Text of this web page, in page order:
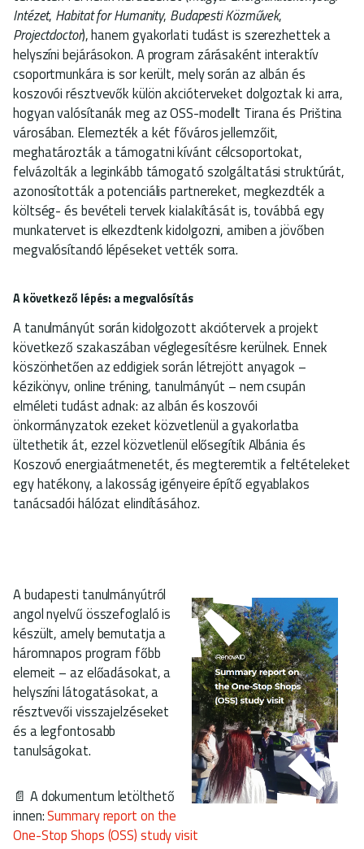
Intézet, Habitat for Humanity, Budapesti Közművek,
Projectdoctor), hanem gyakorlati tudást is szerezhettek a
helyszíni bejárásokon. A program zárásaként interaktív
csoportmunkára is sor került, mely során az albán és
koszovói résztvevők külön akcióterveket dolgoztak ki arra,
hogyan valósítanák meg az OSS-modellt Tirana és Priština
városában. Elemezték a két főváros jellemzőit,
meghatározták a támogatni kívánt célcsoportokat,
felvázolták a leginkább támogató szolgáltatási struktúrát,
azonosították a potenciális partnereket, megkezdték a
költség- és bevételi tervek kialakítását is, továbbá egy
munkatervet is elkezdtenk kidolgozni, amiben a jövőben
megvalósítandó lépéseket vették sorra.
A következő lépés: a megvalósítás
A tanulmányút során kidolgozott akciótervek a projekt
következő szakaszában véglegesítésre kerülnek. Ennek
köszönhetően az eddigiek során létrejött anyagok –
kézikönyv, online tréning, tanulmányút – nem csupán
elméleti tudást adnak: az albán és koszovói
önkormányzatok ezeket közvetlenül a gyakorlatba
ültethetik át, ezzel közvetlenül elősegítik Albánia és
Koszovó energiaátmenetét, és megteremtik a feltételeket
egy hatékony, a lakosság igényeire építő egyablakos
tanácsadói hálózat elindításához.
A budapesti tanulmányútról
angol nyelvű összefoglaló is
készült, amely bemutatja a
háromnapos program főbb
elemeit – az előadásokat, a
helyszíni látogatásokat, a
résztvevői visszajelzéseket
és a legfontosabb
tanulságokat.
📄 A dokumentum letölthető
innen:Summary report on the
One-Stop Shops (OSS) study visit